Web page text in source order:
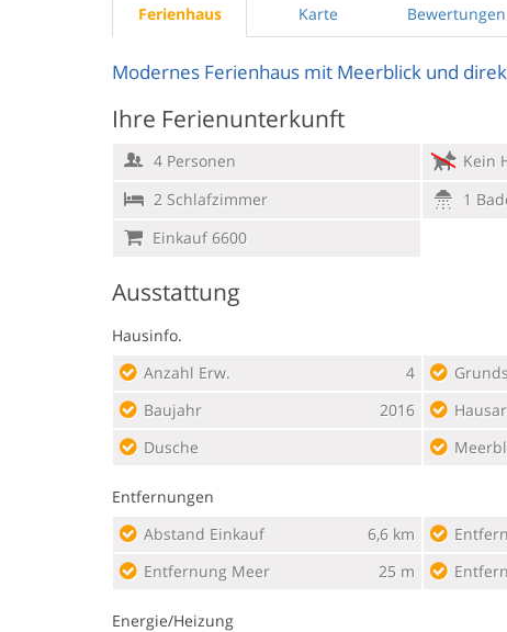
Ferienhaus Karte Bewertungen
Modernes Ferienhaus mit Meerblick und
Ihre Ferienunterkunft
4 Personen Kein
2 Schlafzimmer
1
Einkauf 6600
Ausstattung
Hausinfo.
Anzahl Erw.
4
Baujahr
2016
Dusche
Entfernungen
Abstand Einkauf
6,6 km
Entfernung Meer
25 m
Energie/Heizung